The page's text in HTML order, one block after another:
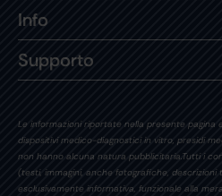
Info
Supporto
Le informazioni riportate nella presente pagina
dispositivi medico-diagnostici in vitro, presidi
non hanno alcuna natura pubblicitaria.Tutti i
(testi, immagini, anche fotografiche,
esclusivamente informativa, funzionale alla